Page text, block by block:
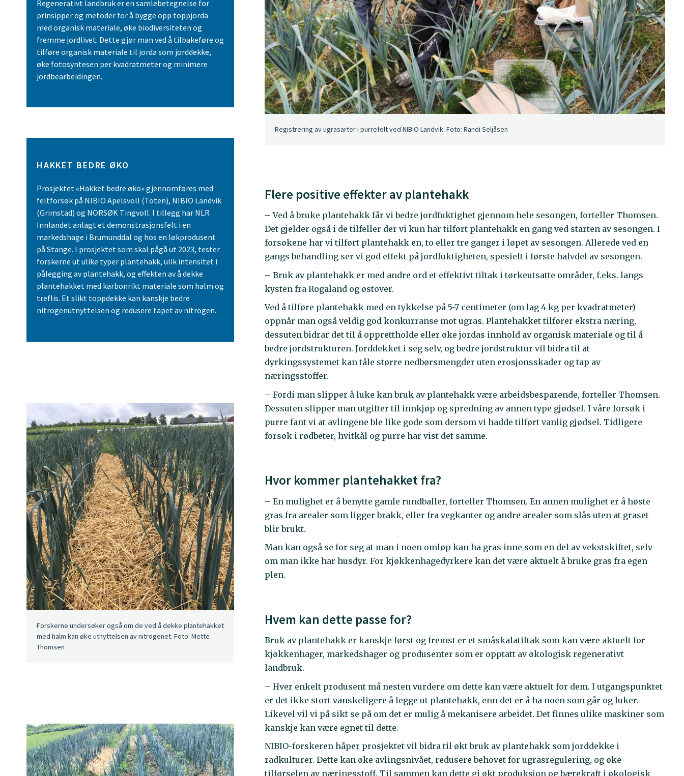
Registrering av ugrasarter i purrefelt ved NIBIO Landvik. Foto: Randi Seljåsen
Flere positive effekter av plantehakk
– Ved å bruke plantehakk får vi bedre jordfuktighet gjennom hele sesongen, forteller Thomsen.
Det gjelder også i de tilfeller der vi kun har tilført plantehakk en gang ved starten av sesongen. I
forsøkene har vi tilført plantehakk en, to eller tre ganger i løpet av sesongen. Allerede ved en
gangs behandling ser vi god effekt på jordfuktigheten, spesielt i første halvdel av sesongen.
– Bruk av plantehakk er med andre ord et effektivt tiltak i tørkeutsatte områder, f.eks. langs
kysten fra Rogaland og østover.
Ved å tilføre plantehakk med en tykkelse på 5-7 centimeter (om lag 4 kg per kvadratmeter)
oppnår man også veldig god konkurranse mot ugras. Plantehakket tilfører ekstra næring,
dessuten bidrar det til å opprettholde eller øke jordas innhold av organisk materiale og til å
bedre jordstrukturen. Jorddekket i seg selv, og bedre jordstruktur vil bidra til at
dyrkingssystemet kan tåle større nedbørsmengder uten erosjonsskader og tap av
næringsstoffer.
– Fordi man slipper å luke kan bruk av plantehakk være arbeidsbesparende, forteller Thomsen.
Dessuten slipper man utgifter til innkjøp og spredning av annen type gjødsel. I våre forsøk i
purre fant vi at avlingene ble like gode som dersom vi hadde tilført vanlig gjødsel. Tidligere
forsøk i rødbeter, hvitkål og purre har vist det samme.
Hvor kommer plantehakket fra?
– En mulighet er å benytte gamle rundballer, forteller Thomsen. En annen mulighet er å høste
gras fra arealer som ligger brakk, eller fra vegkanter og andre arealer som slås uten at graset
blir brukt.
Man kan også se for seg at man i noen omløp kan ha gras inne som en del av vekstskiftet, selv
om man ikke har husdyr. For kjøkkenhagedyrkere kan det være aktuelt å bruke gras fra egen
plen.
Hvem kan dette passe for?
Bruk av plantehakk er kanskje først og fremst er et småskalatiltak som kan være aktuelt for
kjøkkenhager, markedshager og produsenter som er opptatt av økologisk regenerativt
landbruk.
– Hver enkelt produsent må nesten vurdere om dette kan være aktuelt for dem. I utgangspunktet
er det ikke stort vanskeligere å legge ut plantehakk, enn det er å ha noen som går og luker.
Likevel vil vi på sikt se på om det er mulig å mekanisere arbeidet. Det finnes ulike maskiner som
kanskje kan være egnet til dette.
NIBIO-forskeren håper prosjektet vil bidra til økt bruk av plantehakk som jorddekke i
radkulturer. Dette kan øke avlingsnivået, redusere behovet for ugrasregulering, og øke
tilførselen av næringsstoff. Til sammen kan dette gi økt produksjon og bærekraft i økologisk
Regenerativt landbruk er en samlebetegnelse for
prinsipper og metoder for å bygge opp toppjorda
med organisk materiale, øke biodiversiteten og
fremme jordlivet. Dette gjør man ved å tilbakeføre og
tilføre organisk materiale til jorda som jorddekke,
øke fotosyntesen per kvadratmeter og minimere
jordbearbeidingen.
HAKKET BEDRE ØKO
Prosjektet «Hakket bedre øko» gjennomføres med
feltforsøk på NIBIO Apelsvoll (Toten), NIBIO Landvik
(Grimstad) og NORSØK Tingvoll. I tillegg har NLR
Innlandet anlagt et demonstrasjonsfelt i en
markedshage i Brumunddal og hos en løkprodusent
på Stange. I prosjektet som skal pågå ut 2023, tester
forskerne ut ulike typer plantehakk, ulik intensitet i
pålegging av plantehakk, og effekten av å dekke
plantehakket med karbonrikt materiale som halm og
treflis. Et slikt toppdekke kan kanskje bedre
nitrogenutnyttelsen og redusere tapet av nitrogen.
Forskerne undersøker også om de ved å dekke plantehakket
med halm kan øke utnyttelsen av nitrogenet. Foto: Mette
Thomsen